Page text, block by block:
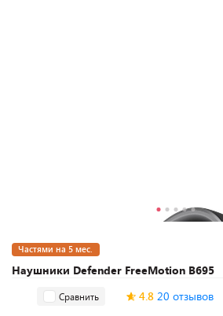
Наушники Defender FreeMotion B695
Частями на 5 мес.
Сравнить 4.8 20 отзывов